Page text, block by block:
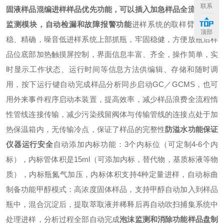
固液样品混编进样样品优先功能，可以插入加急样品全流程闭环
监测模块，自动检漏和故障报警功能进样系统的取样臂移动平
稳、精确，噪音低进样系统上部抓瓶，牢固稳健，方便放瓶后样
品位底部加热触摸屏控制，界面信息丰富、齐全，操作简单，实
时显示工作状态、运行时间等信息方法供编辑、存储和随时调
用，按下运行键自动完成样品分析同步启动GC／GCMS，也可
用外来事件程序启动本装置，提高效率，减少样品浪费全流程惰
性管线连接传输，减少污染残留阀体与传输管线的连接点处于加
热保温箱内，无传输冷点，保证了样品的完整性防溢水功能保证
仪器运行安全自动添加内标功能：3个内标位（可定制4-6个内
标），内标管体积是15ml（可添加内标，替代物，基质标液等物
质），内标瓶氮气加压，内标体积支持4种定量进样，自动标曲
制备功能甲醇模式：高浓度固体样品，支持甲醇自动加入到样品
瓶中，混合沉淀后，提取萃取液并稀释后再自动吹扫捕集系统中
处理进样，分析过程全部自动完成泡沫监测和消除功能样品盘制
联系
顶部